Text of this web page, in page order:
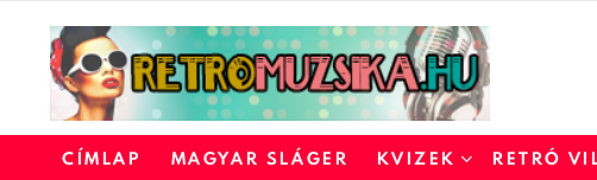
CÍMLAP MAGYAR SLÁGER KVIZEK RETRÓ